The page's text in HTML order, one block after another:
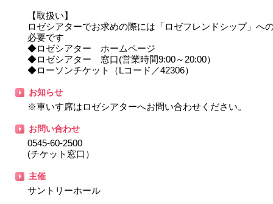
【取扱い】
ロゼシアターでお求めの際には「ロゼフレンドシップ」へ
必要です
◆ロゼシアター ホームページ
◆ロゼシアター 窓口(営業時間9:00～20:00）
◆ローソンチケット（Lコード／42306）
お知らせ
※車いす席はロゼシアターへお問い合わせください。
お問い合わせ
0545-60-2500
(チケット窓口）
主催
サントリーホール